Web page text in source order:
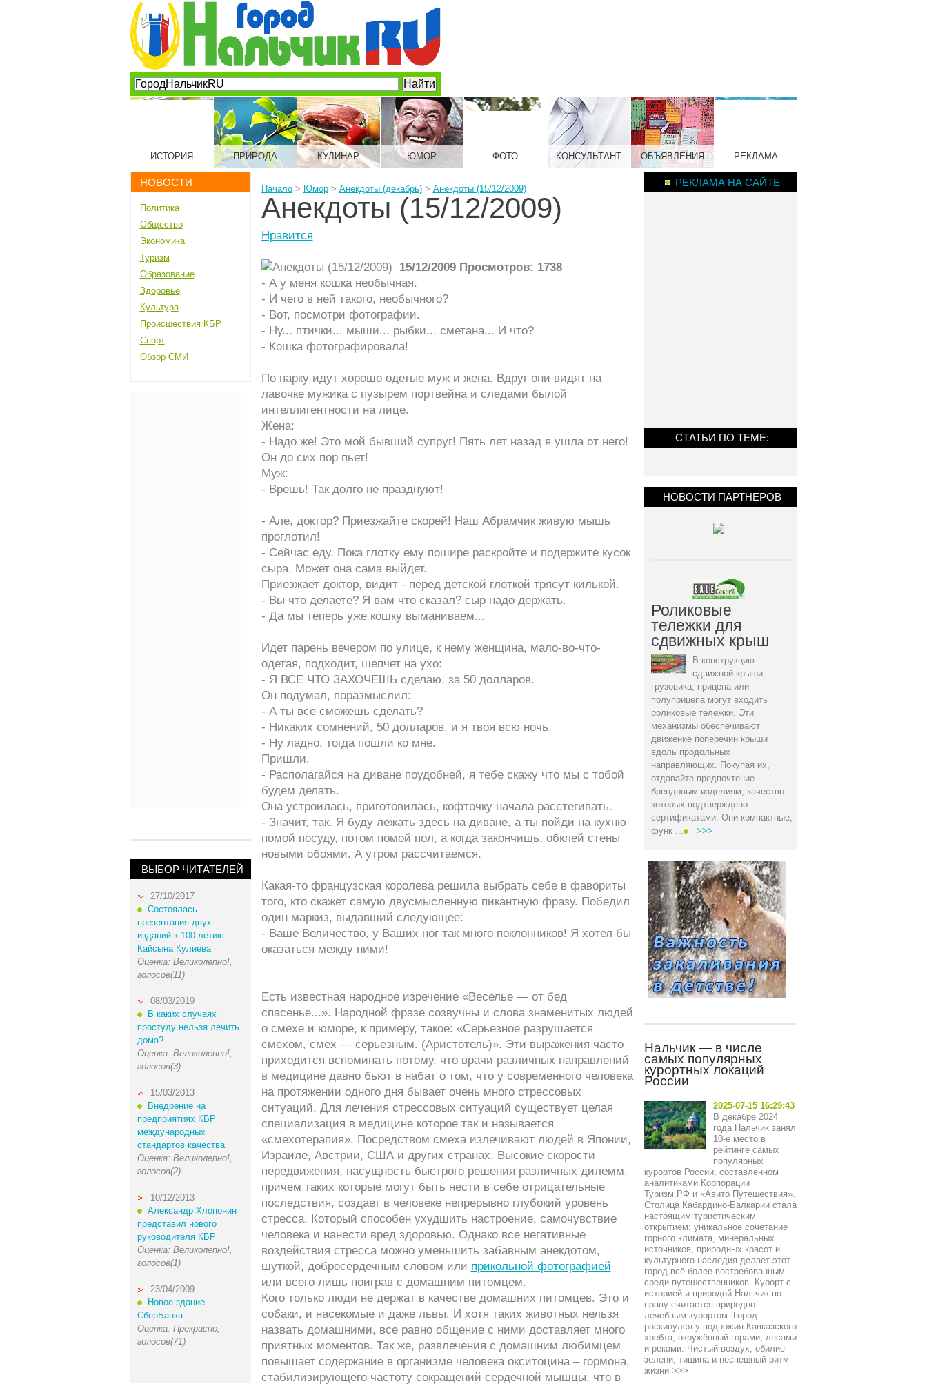
ИСТОРИЯ ПРИРОДА КУЛИНАР ЮМОР ФОТО КОНСУЛЬТАНТ ОБЪЯВЛЕНИЯ РЕКЛАМА
НОВОСТИ
Политика
Общество
Экономика
Туризм
Образование
Здоровье
Культура
Происшествия КБР
Спорт
Обзор СМИ
ВЫБОР ЧИТАТЕЛЕЙ
27/10/2017
Состоялась
презентация двух
изданий к 100-летию
Кайсына Кулиева
Оценка: Великолепно!,
голосов(11)
08/03/2019
В каких случаях
простуду нельзя лечить
дома?
Оценка: Великолепно!,
голосов(3)
15/03/2013
Внедрение на
предприятиях КБР
международных
стандартов качества
Оценка: Великолепно!,
голосов(2)
10/12/2013
Александр Хлопонин
представил нового
руководителя КБР
Оценка: Великолепно!,
голосов(1)
23/04/2009
Новое здание
СберБанка
Оценка: Прекрасно,
голосов(71)
Начало> Юмор> Анекдоты (декабрь)> Анекдоты (15/12/2009)
Анекдоты (15/12/2009)
Нравится
15/12/2009 Просмотров: 1738
- А у меня кошка необычная.
- И чего в ней такого, необычного?
- Вот, посмотри фотографии.
- Ну... птички... мыши... рыбки... сметана... И что?
- Кошка фотографировала!
По парку идут хорошо одетые муж и жена. Вдруг они видят на
лавочке мужика с пузырем портвейна и следами былой
интеллигентности на лице.
Жена:
- Надо же! Это мой бывший супруг! Пять лет назад я ушла от него!
Он до сих пор пьет!
Муж:
- Врешь! Так долго не празднуют!
- Але, доктор? Приезжайте скорей! Наш Абрамчик живую мышь
проглотил!
- Сейчас еду. Пока глотку ему пошире раскройте и подержите кусок
сыра. Может она сама выйдет.
Приезжает доктор, видит - перед детской глоткой трясут килькой.
- Вы что делаете? Я вам что сказал? сыр надо держать.
- Да мы теперь уже кошку выманиваем...
Идет парень вечером по улице, к нему женщина, мало-во-что-
одетая, подходит, шепчет на ухо:
- Я ВСЕ ЧТО ЗАХОЧЕШЬ сделаю, за 50 долларов.
Он подумал, поразмыслил:
- А ты все сможешь сделать?
- Никаких сомнений, 50 долларов, и я твоя всю ночь.
- Ну ладно, тогда пошли ко мне.
Пришли.
- Располагайся на диване поудобней, я тебе скажу что мы с тобой
будем делать.
Она устроилась, приготовилась, кофточку начала расстегивать.
- Значит, так. Я буду лежать здесь на диване, а ты пойди на кухню
помой посуду, потом помой пол, а когда закончишь, обклей стены
новыми обоями. А утром рассчитаемся.
Какая-то французская королева решила выбрать себе в фавориты
того, кто скажет самую двусмысленную пикантную фразу. Победил
один маркиз, выдавший следующее:
- Ваше Величество, у Ваших ног так много поклонников! Я хотел бы
оказаться между ними!
Есть известная народное изречение «Веселье — от бед
спасенье...». Народной фразе созвучны и слова знаменитых людей
о смехе и юморе, к примеру, такое: «Серьезное разрушается
смехом, смех — серьезным. (Аристотель)». Эти выражения часто
приходится вспоминать потому, что врачи различных направлений
в медицине давно бьют в набат о том, что у современного человека
на протяжении одного дня бывает очень много стрессовых
ситуаций. Для лечения стрессовых ситуаций существует целая
специализация в медицине которое так и называется
«смехотерапия». Посредством смеха излечивают людей в Японии,
Израиле, Австрии, США и других странах. Высокие скорости
передвижения, насущность быстрого решения различных дилемм,
причем таких которые могут быть нести в себе отрицательные
последствия, создает в человеке непрерывно глубокий уровень
стресса. Который способен ухудшить настроение, самочувствие
человека и нанести вред здоровью. Однако все негативные
воздействия стресса можно уменьшить забавным анекдотом,
шуткой, добросердечным словом или прикольной фотографией
или всего лишь поиграв с домашним питомцем.
Кого только люди не держат в качестве домашних питомцев. Это и
собаки, и насекомые и даже львы. И хотя таких животных нельзя
назвать домашними, все равно общение с ними доставляет много
приятных моментов. Так же, развлечения с домашним любимцем
повышает содержание в организме человека окситоцина – гормона,
стабилизирующего частоту сокращений сердечной мышцы, что в
РЕКЛАМА НА САЙТЕ
СТАТЬИ ПО ТЕМЕ:
НОВОСТИ ПАРТНЕРОВ
Роликовые
тележки для
сдвижных крыш
В конструкцию
сдвижной крыши
грузовика, прицепа или
полуприцепа могут входить
роликовые тележки. Эти
механизмы обеспечивают
движение поперечин крыши
вдоль продольных
направляющих. Покупая их,
отдавайте предпочтение
брендовым изделиям, качество
которых подтверждено
сертификатами. Они компактные,
функ ...
>>>
Нальчик — в числе
самых популярных
курортных локаций
России
2025-07-15 16:29:43
В декабре 2024
года Нальчик занял
10-е место в
рейтинге самых
популярных
курортов России, составленном
аналитиками Корпорации
Туризм.РФ и «Авито Путешествия».
Столица Кабардино-Балкарии стала
настоящим туристическим
открытием: уникальное сочетание
горного климата, минеральных
источников, природных красот и
культурного наследия делает этот
город всё более востребованным
среди путешественников. Курорт с
историей и природой Нальчик по
праву считается природно-
лечебным курортом. Город
раскинулся у подножия Кавказского
хребта, окружённый горами, лесами
и реками. Чистый воздух, обилие
зелени, тишина и неспешный ритм
жизни>>>